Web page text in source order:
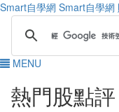
Smart自學網 Smart自學網
MENU
熱門股點評